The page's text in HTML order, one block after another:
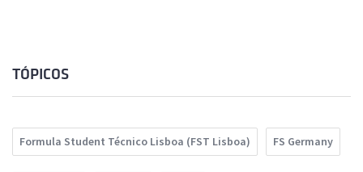
TÓPICOS
Formula Student Técnico Lisboa (FST Lisboa) FS Germany